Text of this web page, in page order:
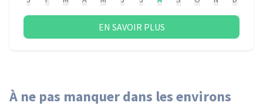
EN SAVOIR PLUS
À ne pas manquer dans les environs